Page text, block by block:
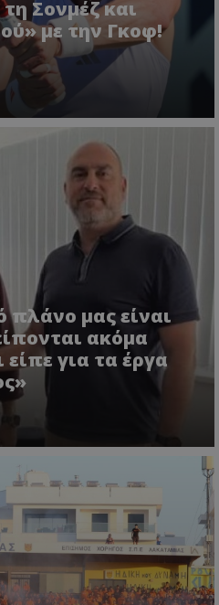
Σονμέζ και
με την Γκοφ!
πλάνο μας είναι
ακόμα
είπε για τα έργα